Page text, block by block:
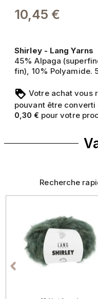
10,45 €
Shirley - Lang Yarns
45% Alpaga
fin), 10% Polyamide.
Votre achat vous
pouvant être
0,30 € pour votre
Recherche
